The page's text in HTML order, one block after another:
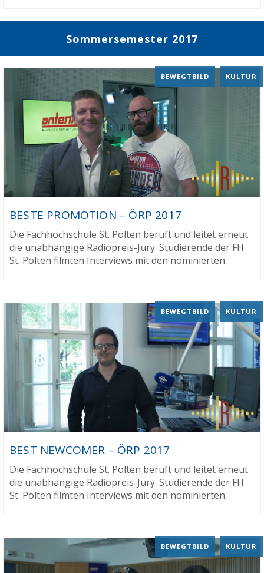
Sommersemester 2017
BESTE PROMOTION – ÖRP 2017
BEWEGTBILD , KULTUR
Die Fachhochschule St. Pölten beruft und leitet erneut
die unabhängige Radiopreis-Jury. Studierende der FH
St. Pölten filmten Interviews mit den nominierten.
BEST NEWCOMER – ÖRP 2017
BEWEGTBILD , KULTUR
Die Fachhochschule St. Pölten beruft und leitet erneut
die unabhängige Radiopreis-Jury. Studierende der FH
St. Pölten filmten Interviews mit den nominierten.
BEWEGTBILD , KULTUR